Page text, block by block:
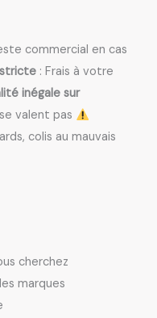
commercial en cas
: Frais à votre
inégale sur
valent pas
colis au mauvais
cherchez
marques